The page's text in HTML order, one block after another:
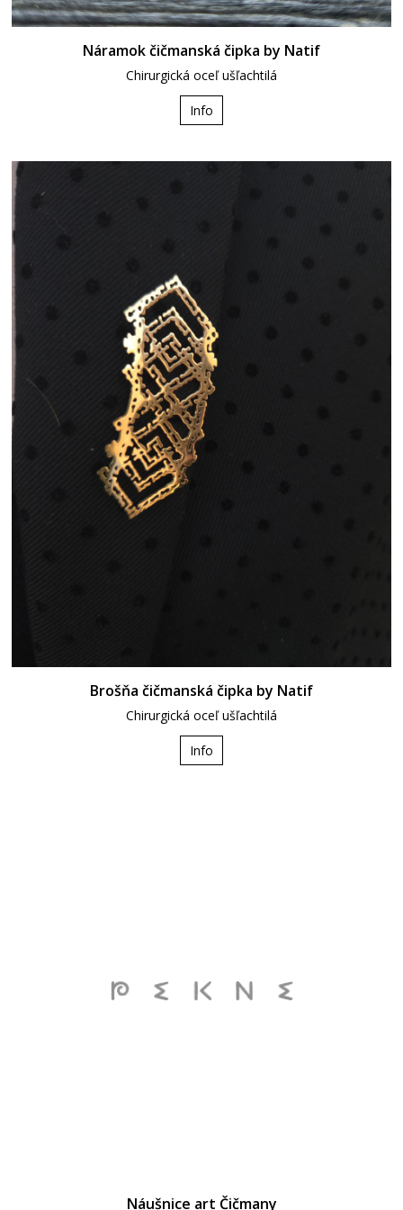
Náramok čičmanská čipka by Natif
Chirurgická oceľ ušľachtilá
Info
Brošňa čičmanská čipka by Natif
Chirurgická oceľ ušľachtilá
Info
Náušnice art Čičmany